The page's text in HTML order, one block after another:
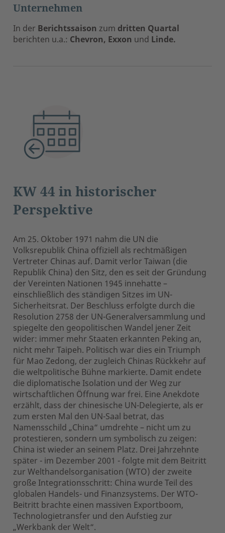
Unternehmen
In der Berichtssaison zum dritten Quartal
berichten u.a.: Chevron, Exxon und Linde.
KW 44 in historischer
Perspektive
Am 25. Oktober 1971 nahm die UN die
Volksrepublik China offiziell als rechtmäßigen
Vertreter Chinas auf. Damit verlor Taiwan (die
Republik China) den Sitz, den es seit der Gründung
der Vereinten Nationen 1945 innehatte –
einschließlich des ständigen Sitzes im UN-
Sicherheitsrat. Der Beschluss erfolgte durch die
Resolution 2758 der UN-Generalversammlung und
spiegelte den geopolitischen Wandel jener Zeit
wider: immer mehr Staaten erkannten Peking an,
nicht mehr Taipeh. Politisch war dies ein Triumph
für Mao Zedong, der zugleich Chinas Rückkehr auf
die weltpolitische Bühne markierte. Damit endete
die diplomatische Isolation und der Weg zur
wirtschaftlichen Öffnung war frei. Eine Anekdote
erzählt, dass der chinesische UN-Delegierte, als er
zum ersten Mal den UN-Saal betrat, das
Namensschild „China“ umdrehte – nicht um zu
protestieren, sondern um symbolisch zu zeigen:
China ist wieder an seinem Platz. Drei Jahrzehnte
später - im Dezember 2001 - folgte mit dem Beitritt
zur Welthandelsorganisation (WTO) der zweite
große Integrationsschritt: China wurde Teil des
globalen Handels- und Finanzsystems. Der WTO-
Beitritt brachte einen massiven Exportboom,
Technologietransfer und den Aufstieg zur
„Werkbank der Welt“.